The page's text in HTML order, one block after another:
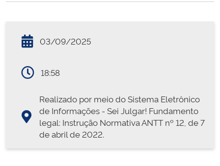
03/09/2025
18:58
Realizado por meio do Sistema Eletrônico
de Informações - Sei Julgar! Fundamento
legal: Instrução Normativa ANTT nº 12, de 7
de abril de 2022.